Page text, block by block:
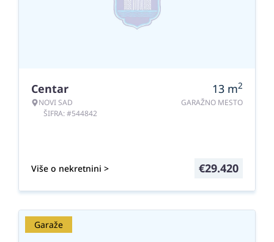
Centar
NOVI SAD
ŠIFRA: #544842
13 m2
GARAŽNO MESTO
Više o nekretnini > €29.420
Garaže